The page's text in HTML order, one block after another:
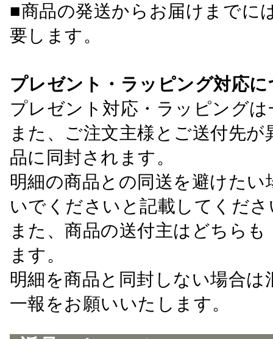
■商品の発送からお届けまでに
要します。
プレゼント・ラッピング対応
プレゼント対応・ラッピング
また、ご注文主様とご送付先
品に同封されます。
明細の商品との同送を避けた
いでくださいと記載してくださ
また、商品の送付主はどちら
ます。
明細を商品と同封しない場合
一報をお願いいたします。